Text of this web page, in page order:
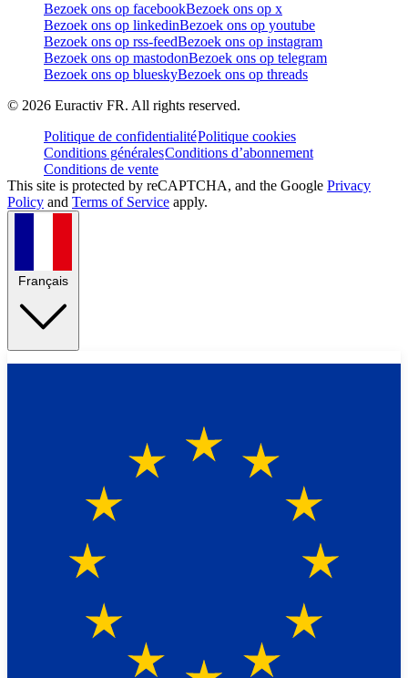
Bezoek ons op facebookBezoek ons op x
Bezoek ons op linkedinBezoek ons op youtube
Bezoek ons op rss-feedBezoek ons op instagram
Bezoek ons op mastodonBezoek ons op telegram
Bezoek ons op blueskyBezoek ons op threads
© 2026 Euractiv FR. All rights reserved.
Politique de confidentialitéPolitique cookies
Conditions généralesConditions d’abonnement
Conditions de vente
This site is protected by reCAPTCHA, and the Google Privacy
Policy and Terms of Service apply.
Français